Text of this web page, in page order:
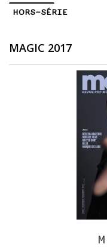
HORS-SÉRIE
MAGIC 2017